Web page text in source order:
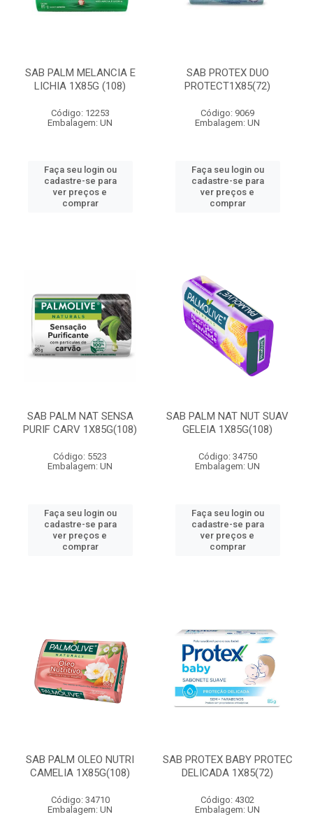
SAB PALM MELANCIA E
LICHIA 1X85G (108)
Código: 12253
Embalagem: UN
Faça seu login ou
cadastre-se para
ver preços e
comprar
SAB PROTEX DUO
PROTECT1X85(72)
Código: 9069
Embalagem: UN
Faça seu login ou
cadastre-se para
ver preços e
comprar
SAB PALM NAT SENSA
PURIF CARV 1X85G(108)
Código: 5523
Embalagem: UN
Faça seu login ou
cadastre-se para
ver preços e
comprar
SAB PALM NAT NUT SUAV
GELEIA 1X85G(108)
Código: 34750
Embalagem: UN
Faça seu login ou
cadastre-se para
ver preços e
comprar
SAB PALM OLEO NUTRI
CAMELIA 1X85G(108)
Código: 34710
Embalagem: UN
SAB PROTEX BABY PROTEC
DELICADA 1X85(72)
Código: 4302
Embalagem: UN